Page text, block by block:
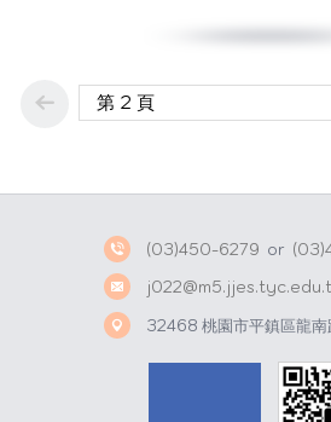
(03)450-6279 or
32468 桃園市平鎮區龍南